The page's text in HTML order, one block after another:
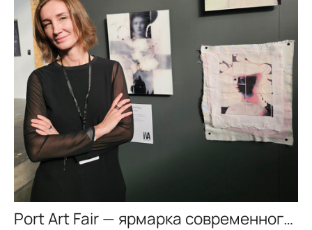
Port Art Fair — ярмарка современного искусства 2025